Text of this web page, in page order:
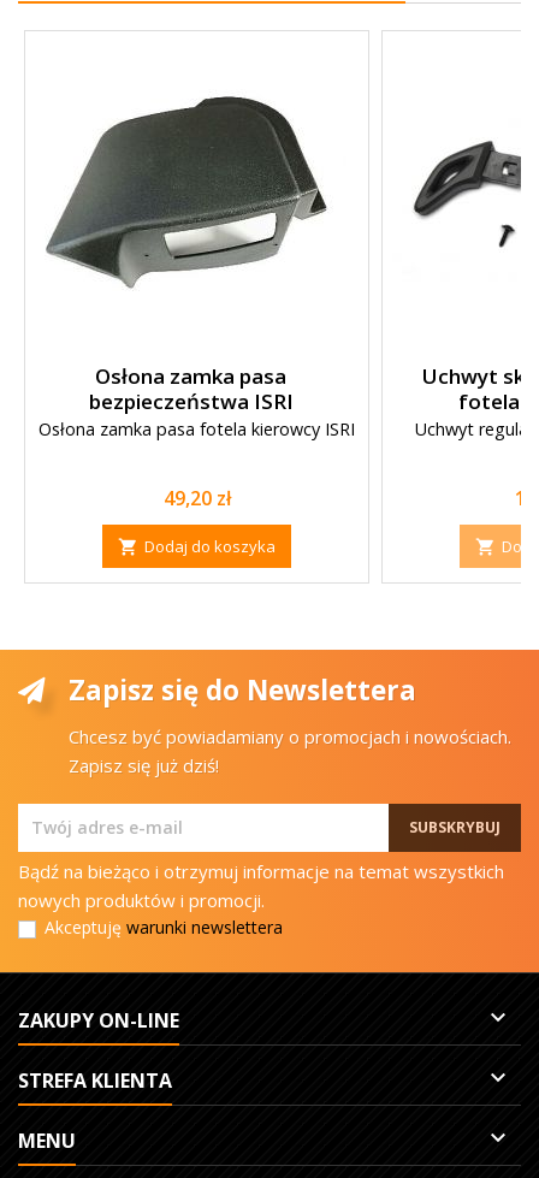
Osłona zamka pasa
bezpieczeństwa ISRI
Osłona zamka pasa fotela kierowcy ISRI
Cena
49,20 zł
 Dodaj do koszyka
Uchwyt
fotela
Uchwyt

Zapisz się do Newslettera
Chcesz być powiadamiany o promocjach i nowościach.
Zapisz się już dziś!
Bądź na bieżąco i otrzymuj informacje na temat wszystkich
nowych produktów i promocji.
Akceptuję warunki newslettera
ZAKUPY ON-LINE 
STREFA KLIENTA 
MENU 